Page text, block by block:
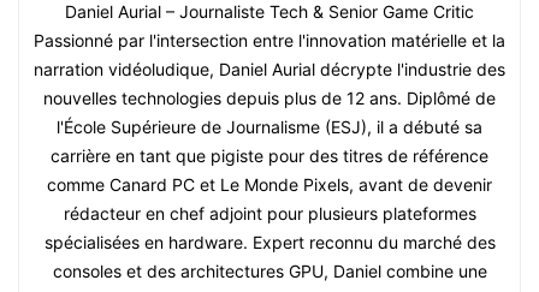
Daniel Aurial – Journaliste Tech & Senior Game Critic
Passionné par l'intersection entre l'innovation matérielle et la
narration vidéoludique, Daniel Aurial décrypte l'industrie des
nouvelles technologies depuis plus de 12 ans. Diplômé de
l'École Supérieure de Journalisme (ESJ), il a débuté sa
carrière en tant que pigiste pour des titres de référence
comme Canard PC et Le Monde Pixels, avant de devenir
rédacteur en chef adjoint pour plusieurs plateformes
spécialisées en hardware. Expert reconnu du marché des
consoles et des architectures GPU, Daniel combine une